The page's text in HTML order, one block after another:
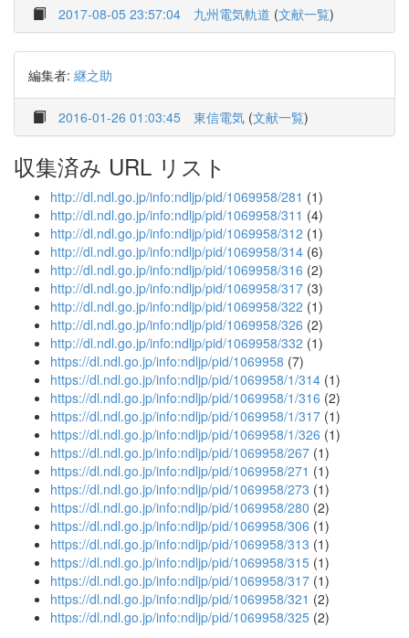
2017-08-05 23:57:04 九州電気軌道 (文献一覧)
編集者: 継之助
2016-01-26 01:03:45 東信電気 (文献一覧)
収集済み URL リスト
http://dl.ndl.go.jp/info:ndljp/pid/1069958/281 (1)
http://dl.ndl.go.jp/info:ndljp/pid/1069958/311 (4)
http://dl.ndl.go.jp/info:ndljp/pid/1069958/312 (1)
http://dl.ndl.go.jp/info:ndljp/pid/1069958/314 (6)
http://dl.ndl.go.jp/info:ndljp/pid/1069958/316 (2)
http://dl.ndl.go.jp/info:ndljp/pid/1069958/317 (3)
http://dl.ndl.go.jp/info:ndljp/pid/1069958/322 (1)
http://dl.ndl.go.jp/info:ndljp/pid/1069958/326 (2)
http://dl.ndl.go.jp/info:ndljp/pid/1069958/332 (1)
https://dl.ndl.go.jp/info:ndljp/pid/1069958 (7)
https://dl.ndl.go.jp/info:ndljp/pid/1069958/1/314 (1)
https://dl.ndl.go.jp/info:ndljp/pid/1069958/1/316 (2)
https://dl.ndl.go.jp/info:ndljp/pid/1069958/1/317 (1)
https://dl.ndl.go.jp/info:ndljp/pid/1069958/1/326 (1)
https://dl.ndl.go.jp/info:ndljp/pid/1069958/267 (1)
https://dl.ndl.go.jp/info:ndljp/pid/1069958/271 (1)
https://dl.ndl.go.jp/info:ndljp/pid/1069958/273 (1)
https://dl.ndl.go.jp/info:ndljp/pid/1069958/280 (2)
https://dl.ndl.go.jp/info:ndljp/pid/1069958/306 (1)
https://dl.ndl.go.jp/info:ndljp/pid/1069958/313 (1)
https://dl.ndl.go.jp/info:ndljp/pid/1069958/315 (1)
https://dl.ndl.go.jp/info:ndljp/pid/1069958/317 (1)
https://dl.ndl.go.jp/info:ndljp/pid/1069958/321 (2)
https://dl.ndl.go.jp/info:ndljp/pid/1069958/325 (2)